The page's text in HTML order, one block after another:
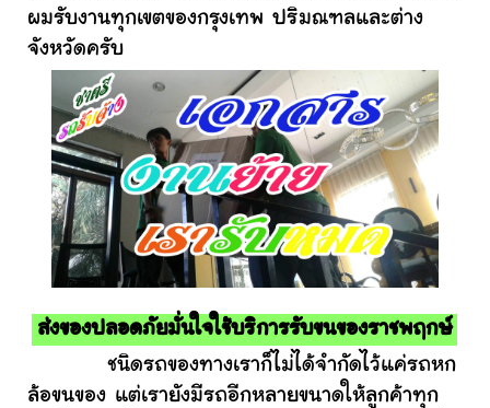
ผมรับงานทุกเขตของกรุงเทพ ปริมณฑลและต่าง
จังหวัดครับ
ส่งของปลอดภัยมั่นใจใช้บริการรับขนของราชพฤกษ์
ชนิดรถของทางเราก็ไม่ได้จำกัดไว้แค่รถหก
ล้อขนของ แต่เรายังมีรถอีกหลายขนาดให้ลูกค้าทุก